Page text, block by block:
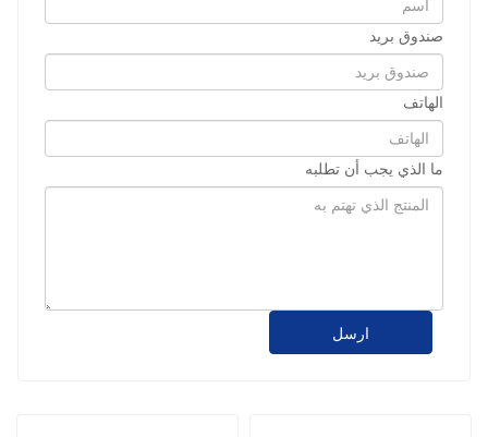
صندوق بريد
الهاتف
ما الذي يجب أن تطلبه
ارسل